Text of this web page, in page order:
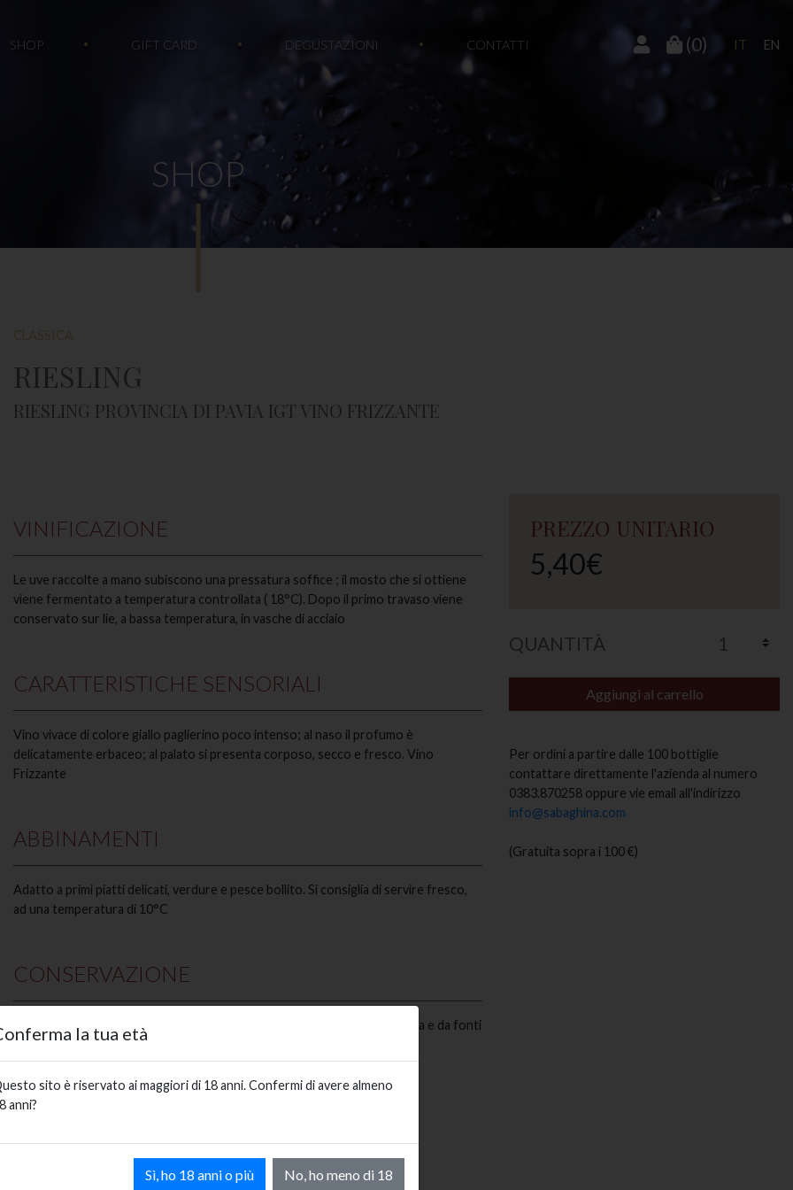
SHOP GIFT CARD DEGUSTAZIONI CONTATTI (0) IT EN
SHOP
PREZZO UNITARIO
5,40€
QUANTITÀ
Aggiungi al carrello
Per ordini a partire dalle 100 bottiglie
contattare direttamente l'azienda al numero
0383.870258 oppure vie email all'indirizzo
info@sabaghina.com
(Gratuita sopra i 100 €)
CLASSICA
RIESLING
RIESLING PROVINCIA DI PAVIA IGT VINO FRIZZANTE
VINIFICAZIONE
Le uve raccolte a mano subiscono una pressatura soffice ; il mosto che si ottiene
viene fermentato a temperatura controllata ( 18°C). Dopo il primo travaso viene
conservato sur lie, a bassa temperatura, in vasche di acciaio
CARATTERISTICHE SENSORIALI
Vino vivace di colore giallo paglierino poco intenso; al naso il profumo è
delicatamente erbaceo; al palato si presenta corposo, secco e fresco. Vino
Frizzante
ABBINAMENTI
Adatto a primi piatti delicati, verdure e pesce bollito. Si consiglia di servire fresco,
ad una temperatura di 10°C
CONSERVAZIONE
Il vino deve essere conservato in luogo fresco ; al riparo dalla luce diretta e da fonti
di calore
CONTIENE SOLFITI
UVE
la tua età
sito è riservato ai maggiori di 18 anni. Confermi di avere almeno
anni?
Sì, ho 18 anni o più No, ho meno di 18